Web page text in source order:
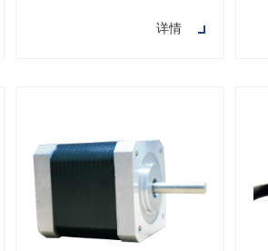
100MΩMin.500V DC耐压500
详情